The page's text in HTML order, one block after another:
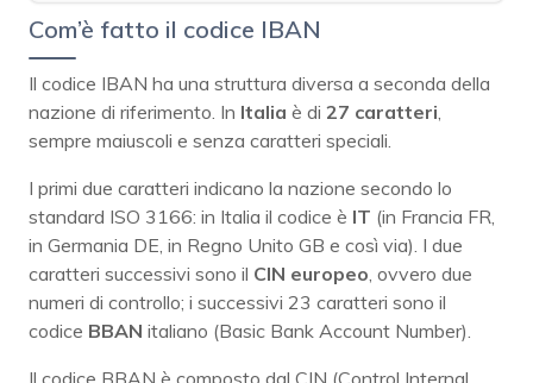
Com’è fatto il codice IBAN
Il codice IBAN ha una struttura diversa a seconda della
nazione di riferimento. In Italia è di 27 caratteri
sempre maiuscoli e senza caratteri speciali.
I primi due caratteri indicano la nazione secondo lo
standard ISO 3166: in Italia il codice è IT (in Francia FR,
in Germania DE, in Regno Unito GB e così via). I due
caratteri successivi sono il CIN europeo , ovvero due
numeri di controllo; i successivi 23 caratteri sono il
codice BBAN italiano (Basic Bank Account Number).
Il codice BBAN è composto dal CIN (Control Internal